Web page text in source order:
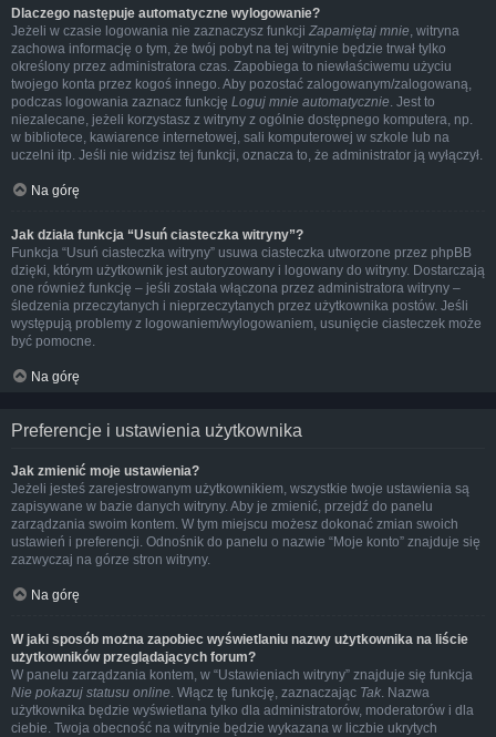
Dlaczego następuje automatyczne wylogowanie?
Jeżeli w czasie logowania nie zaznaczysz funkcji Zapamiętaj mnie, witryna
zachowa informację o tym, że twój pobyt na tej witrynie będzie trwał tylko
określony przez administratora czas. Zapobiega to niewłaściwemu użyciu
twojego konta przez kogoś innego. Aby pozostać zalogowanym/zalogowaną,
podczas logowania zaznacz funkcję Loguj mnie automatycznie. Jest to
niezalecane, jeżeli korzystasz z witryny z ogólnie dostępnego komputera, np.
w bibliotece, kawiarence internetowej, sali komputerowej w szkole lub na
uczelni itp. Jeśli nie widzisz tej funkcji, oznacza to, że administrator ją wyłączył.
Na górę
Jak działa funkcja “Usuń ciasteczka witryny”?
Funkcja “Usuń ciasteczka witryny” usuwa ciasteczka utworzone przez phpBB
dzięki, którym użytkownik jest autoryzowany i logowany do witryny. Dostarczają
one również funkcję – jeśli została włączona przez administratora witryny –
śledzenia przeczytanych i nieprzeczytanych przez użytkownika postów. Jeśli
występują problemy z logowaniem/wylogowaniem, usunięcie ciasteczek może
być pomocne.
Na górę
Preferencje i ustawienia użytkownika
Jak zmienić moje ustawienia?
Jeżeli jesteś zarejestrowanym użytkownikiem, wszystkie twoje ustawienia są
zapisywane w bazie danych witryny. Aby je zmienić, przejdź do panelu
zarządzania swoim kontem. W tym miejscu możesz dokonać zmian swoich
ustawień i preferencji. Odnośnik do panelu o nazwie “Moje konto” znajduje się
zazwyczaj na górze stron witryny.
Na górę
W jaki sposób można zapobiec wyświetlaniu nazwy użytkownika na liście
użytkowników przeglądających forum?
W panelu zarządzania kontem, w “Ustawieniach witryny” znajduje się funkcja
Nie pokazuj statusu online. Włącz tę funkcję, zaznaczając Tak. Nazwa
użytkownika będzie wyświetlana tylko dla administratorów, moderatorów i dla
ciebie. Twoja obecność na witrynie będzie wykazana w liczbie ukrytych